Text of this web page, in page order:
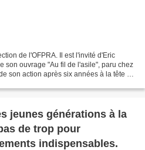
de l'OFPRA. Il est l'invité d'Eric
son ouvrage "Au fil de l'asile", paru chez
son action après six années à la tête de
jeunes générations à la
de trop pour
indispensables.